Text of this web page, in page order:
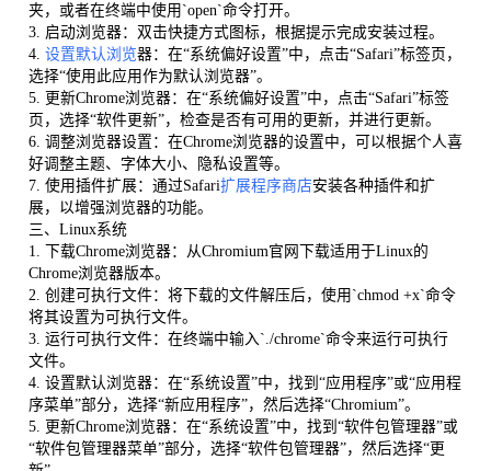
夹，或者在终端中使用`open`命令打开。
3. 启动浏览器：双击快捷方式图标，根据提示完成安装过程。
4. 设置默认浏览器：在“系统偏好设置”中，点击“Safari”标签页，
选择“使用此应用作为默认浏览器”。
5. 更新Chrome浏览器：在“系统偏好设置”中，点击“Safari”标签
页，选择“软件更新”，检查是否有可用的更新，并进行更新。
6. 调整浏览器设置：在Chrome浏览器的设置中，可以根据个人喜
好调整主题、字体大小、隐私设置等。
7. 使用插件扩展：通过Safari扩展程序商店安装各种插件和扩
展，以增强浏览器的功能。
三、Linux系统
1. 下载Chrome浏览器：从Chromium官网下载适用于Linux的
Chrome浏览器版本。
2. 创建可执行文件：将下载的文件解压后，使用`chmod +x`命令
将其设置为可执行文件。
3. 运行可执行文件：在终端中输入`./chrome`命令来运行可执行
文件。
4. 设置默认浏览器：在“系统设置”中，找到“应用程序”或“应用程
序菜单”部分，选择“新应用程序”，然后选择“Chromium”。
5. 更新Chrome浏览器：在“系统设置”中，找到“软件包管理器”或
“软件包管理器菜单”部分，选择“软件包管理器”，然后选择“更